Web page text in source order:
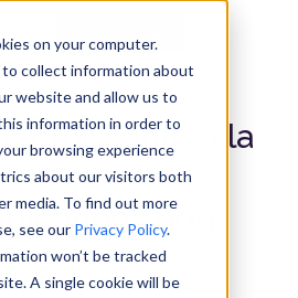
on your computer.
collect information about
website and allow us to
information in order to
browsing experience
about our visitors both
media. To find out more
see our Privacy Policy.
won’t be tracked
A single cookie will be
croissante à la
: les
non